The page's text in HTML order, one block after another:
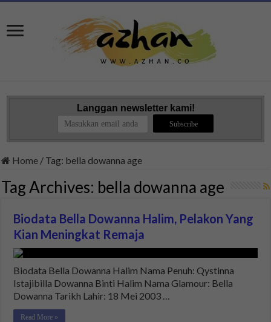
Langgan newsletter kami!
Home / Tag: bella dowanna age
Tag Archives: bella dowanna age
Biodata Bella Dowanna Halim, Pelakon Yang
Kian Meningkat Remaja
Biodata Bella Dowanna Halim Nama Penuh: Qystinna
Istajibilla Dowanna Binti Halim Nama Glamour: Bella
Dowanna Tarikh Lahir: 18 Mei 2003 …
Read More »